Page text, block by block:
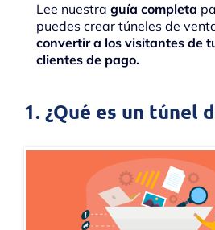
Lee nuestra guía completa
puedes crear túneles de
convertir a los visitantes de
clientes de pago.
1. ¿Qué es un túnel